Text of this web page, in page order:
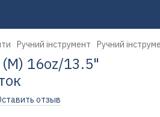
Ручний інструмент Ручний
16oz/13.5"
отзыв